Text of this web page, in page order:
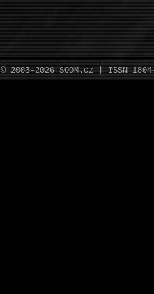
© 2003–2026 SOOM.cz | ISSN